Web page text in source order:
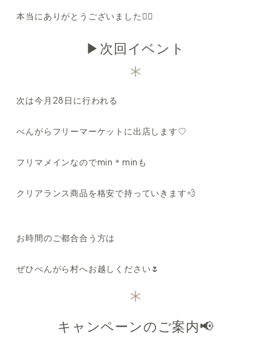
本当にありがとうございました🙂‍↕️
▶︎次回イベント
次は今月28日に行われる
べんがらフリーマーケットに出店します♡
フリマメインなのでmin＊minも
クリアランス商品を格安で持っていきます💨
お時間のご都合合う方は
ぜひべんがら村へお越しください🌷
キャンペーンのご案内📢